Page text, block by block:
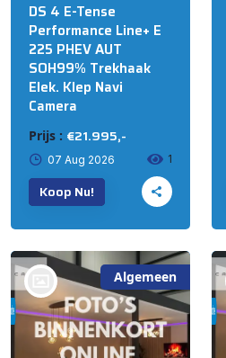
DS 4 E-Tense
Performance Line+ E
225 PHEV AUT
SOH99% Trekhaak
Elek. Klep Navi
Camera
Prijs : €21.995,-
07 Aug 2026 1
Koop Nu!
Algemeen
bij @R&S Automotive
bij @R&S Automotive